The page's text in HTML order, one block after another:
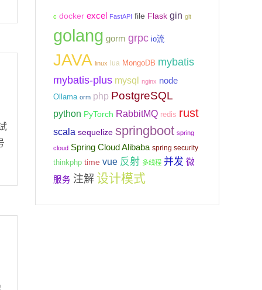
c docker excel FastAPI file Flask gin git
golang gorm grpc io流
JAVA linux lua MongoDB mybatis
mybatis-plus mysql nginx node
Ollama orm php PostgreSQL
python PyTorch RabbitMQ redis rust
scala sequelize springboot spring
cloud Spring Cloud Alibaba spring security
thinkphp time vue 反射 多线程 并发 微
服务 注解 设计模式